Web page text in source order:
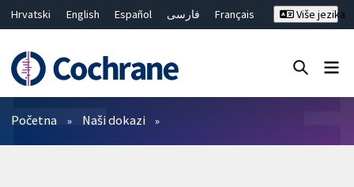
Hrvatski English Español فارسی
Français
繁體中文
简体中文
Više jezika
Prečistači
Početna Naši dokazi